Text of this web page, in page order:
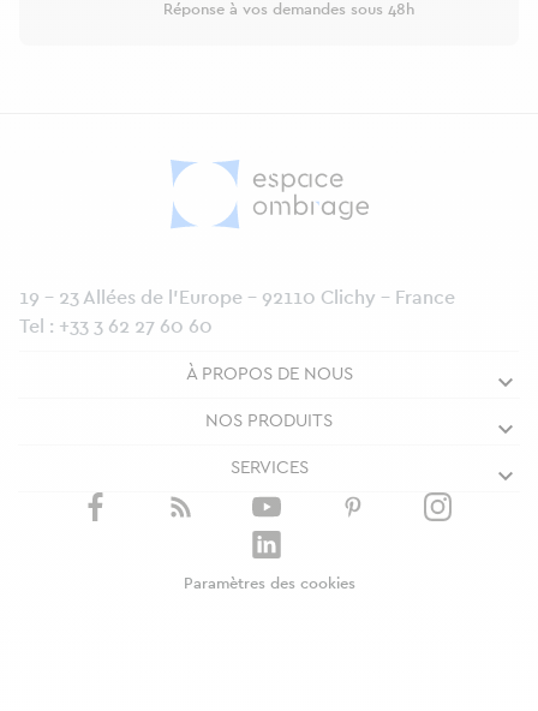
Réponse à vos demandes sous 48h
19 - 23 Allées de l’Europe - 92110 Clichy - France
Tel : +33 3 62 27 60 60
À PROPOS DE NOUS
NOS PRODUITS
SERVICES
Paramètres des cookies